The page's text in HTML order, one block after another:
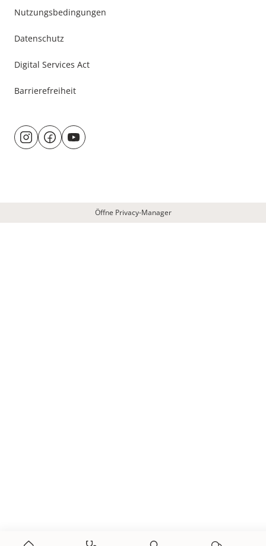
Nutzungsbedingungen
Datenschutz
Digital Services Act
Barrierefreiheit
Besuche
uns@rund.ums.baby
facebook.com/rundumsbaby.de
youtube.com/@rundumsbaby_
Öffne Privacy-Manager